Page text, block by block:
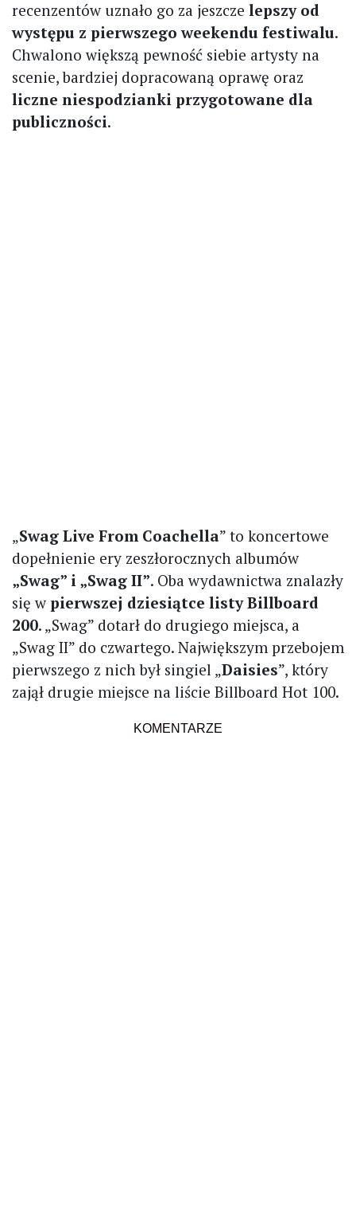
recenzentów uznało go za jeszcze lepszy od
występu z pierwszego weekendu festiwalu.
Chwalono większą pewność siebie artysty na
scenie, bardziej dopracowaną oprawę oraz
liczne niespodzianki przygotowane dla
publiczności.
„Swag Live From Coachella” to koncertowe
dopełnienie ery zeszłorocznych albumów
„Swag” i „Swag II”. Oba wydawnictwa znalazły
się w pierwszej dziesiątce listy Billboard
200. „Swag” dotarł do drugiego miejsca, a
„Swag II” do czwartego. Największym przebojem
pierwszego z nich był singiel „Daisies”, który
zajął drugie miejsce na liście Billboard Hot 100.
KOMENTARZE